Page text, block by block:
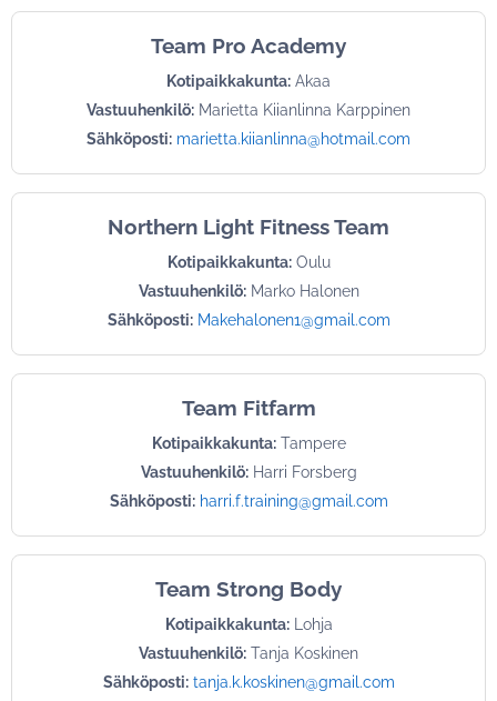
Team Pro Academy
Kotipaikkakunta: Akaa
Vastuuhenkilö: Marietta Kiianlinna Karppinen
Sähköposti: marietta.kiianlinna@hotmail.com
Northern Light Fitness Team
Kotipaikkakunta:Oulu
Vastuuhenkilö:Marko Halonen
Sähköposti: Makehalonen1@gmail.com
Team Fitfarm
Kotipaikkakunta:Tampere
Vastuuhenkilö:Harri Forsberg
Sähköposti: harri.f.training@gmail.com
Team Strong Body
Kotipaikkakunta:Lohja
Vastuuhenkilö: Tanja Koskinen
Sähköposti: tanja.k.koskinen@gmail.com